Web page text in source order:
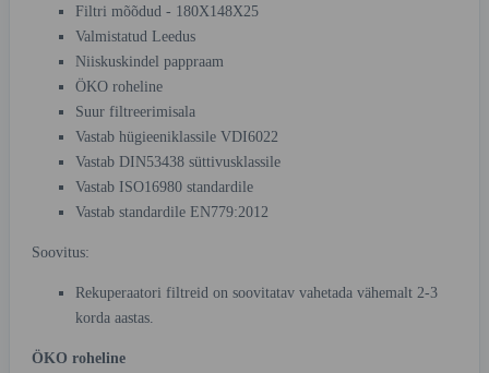
Filtri mõõdud - 180X148X25
Valmistatud Leedus
Niiskuskindel pappraam
ÖKO roheline
Suur filtreerimisala
Vastab hügieeniklassile VDI6022
Vastab DIN53438 süttivusklassile
Vastab ISO16980 standardile
Vastab standardile EN779:2012
Soovitus:
Rekuperaatori filtreid on soovitatav vahetada vähemalt 2-3
korda aastas.
ÖKO roheline